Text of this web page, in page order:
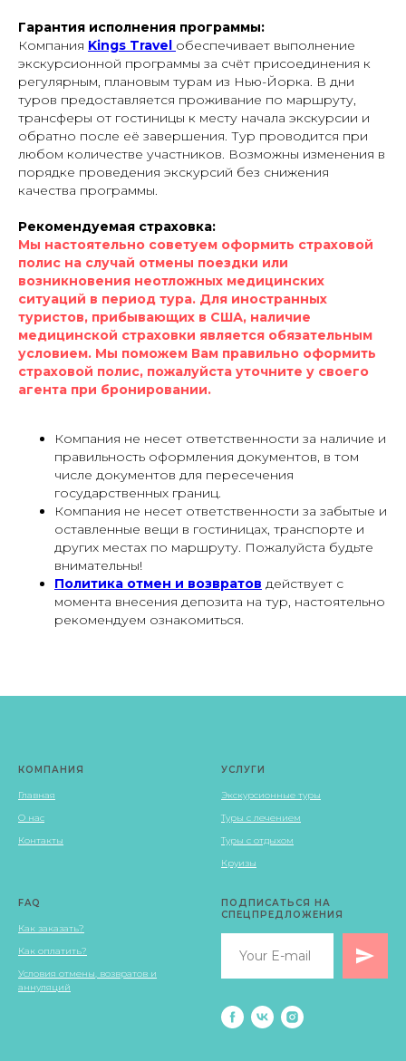
Гарантия исполнения программы:
Компания Kings Travel обеспечивает выполнение
экскурсионной программы за счёт присоединения к
регулярным, плановым турам из Нью-Йорка. В дни
туров предоставляется проживание по маршруту,
трансферы от гостиницы к месту начала экскурсии и
обратно после её завершения. Тур проводится при
любом количестве участников. Возможны изменения в
порядке проведения экскурсий без снижения
качества программы.
Рекомендуемая страховка:
Мы настоятельно советуем оформить страховой
полис на случай отмены поездки или
возникновения неотложных медицинских
ситуаций в период тура. Для иностранных
туристов, прибывающих в США, наличие
медицинской страховки является обязательным
условием. Мы поможем Вам правильно оформить
страховой полис, пожалуйста уточните у своего
агента при бронировании.
Компания не несет ответственности за наличие и
правильность оформления документов, в том
числе документов для пересечения
государственных границ.
Компания не несет ответственности за забытые и
оставленные вещи в гостиницах, транспорте и
других местах по маршруту. Пожалуйста будьте
внимательны!
Политика отмен и возвратов действует с
момента внесения депозита на тур, настоятельно
рекомендуем ознакомиться.
КОМПАНИЯ
Главная
О нас
Контакты
УСЛУГИ
Экскурсионные туры
Туры с лечением
Туры с отдыхом
Круизы
FAQ
Как заказать?
Как оплатить?
Условия отмены, возвратов и
аннуляций
ПОДПИСАТЬСЯ НА
СПЕЦПРЕДЛОЖЕНИЯ